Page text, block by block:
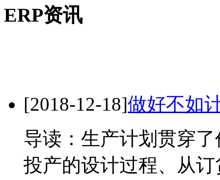
ERP资讯
[2018-12-18]做好不如
导读：生产计划贯穿
投产的设计过程、从